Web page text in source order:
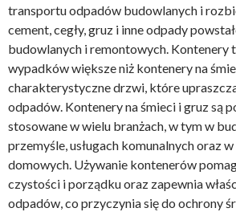
transportu odpadów budowlanych i
cement, cegły, gruz i inne odpady
budowlanych i remontowych. Kontenery
wypadków większe niż kontenery na
charakterystyczne drzwi, które
odpadów. Kontenery na śmieci i gruz są
stosowane w wielu branżach, w tym w
przemyśle, usługach komunalnych oraz
domowych. Używanie kontenerów
czystości i porządku oraz zapewnia
odpadów, co przyczynia się do ochrony